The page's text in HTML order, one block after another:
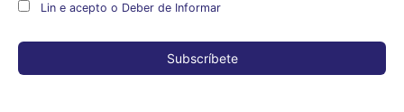
Lin e acepto o Deber de Informar